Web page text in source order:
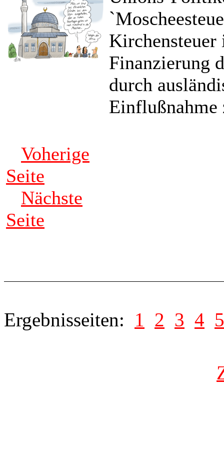
Kirchensteuer
Finanzierung
durch
Einflußnahme
Voherige
Seite
Nächste
Seite
Ergebnisseiten: 1 2 3 4 5